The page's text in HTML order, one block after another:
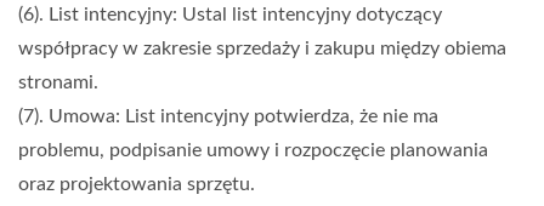
(6). List intencyjny: Ustal list intencyjny dotyczący
współpracy w zakresie sprzedaży i zakupu między obiema
stronami.
(7). Umowa: List intencyjny potwierdza, że nie ma
problemu, podpisanie umowy i rozpoczęcie planowania
oraz projektowania sprzętu.